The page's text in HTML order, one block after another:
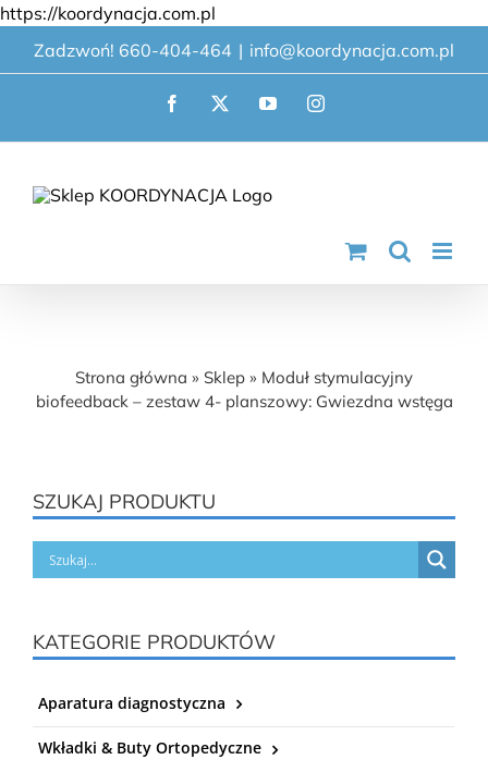
https://koordynacja.com.pl
do
zawartości
Zadzwoń! 660-404-464 | info@koordynacja.com.pl
Facebook
X YouTubeInstagram
Strona główna » Sklep » Moduł stymulacyjny
biofeedback – zestaw 4- planszowy: Gwiezdna wstęga
SZUKAJ PRODUKTU
KATEGORIE PRODUKTÓW
Aparatura diagnostyczna
Wkładki & Buty Ortopedyczne